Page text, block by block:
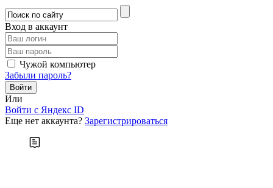
Вход в аккаунт
Чужой компьютер
Забыли пароль?
Или
Войти c Яндекс ID
Еще нет аккаунта? Зарегистрироваться